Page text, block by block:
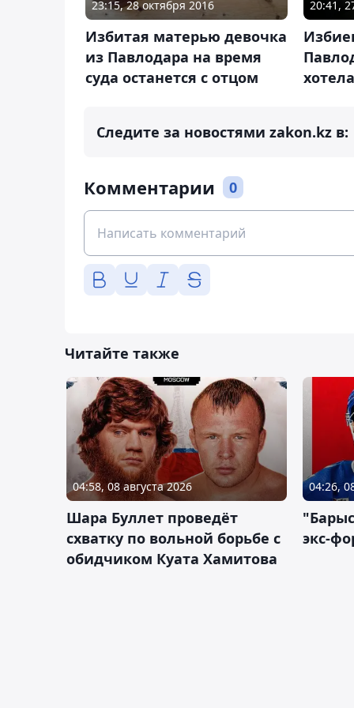
23:15, 28 октября 2016
Избитая матерью девочка
из Павлодара на время
суда останется с отцом
20:41,
Следите за новостями zakon.kz в:
Комментарии 0
Читайте также
04:58, 08 августа 2026
Шара Буллет проведёт
схватку по вольной борьбе с
обидчиком Куата Хамитова
04:26,
экс-